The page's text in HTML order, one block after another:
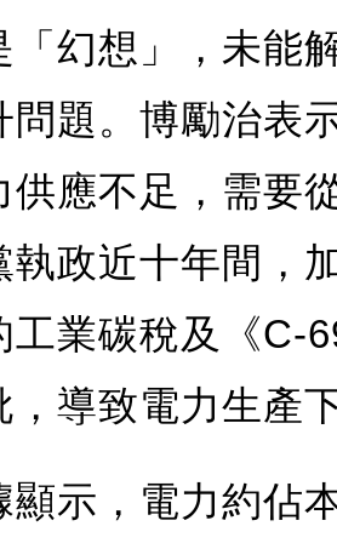
「幻想」，未能
問題。博勵治表
供應不足，需要
執政近十年間，
工業碳稅及《C-
，導致電力生產
顯示，電力約佔